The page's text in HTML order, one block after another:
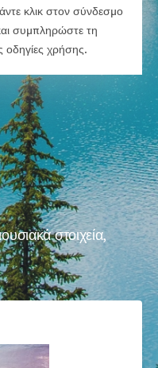
κλικ στον σύνδεσμο
συμπληρώστε τη
οδηγίες χρήσης.
στοιχεία,